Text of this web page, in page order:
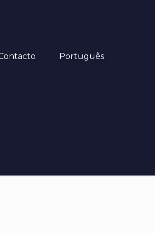
Português